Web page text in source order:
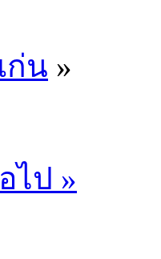
ก่น »
ไป »